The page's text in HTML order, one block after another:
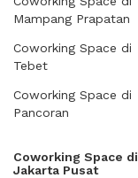
Mampang Prapatan
Coworking Space di
Tebet
Coworking Space di
Pancoran
Coworking Space di
Jakarta Pusat